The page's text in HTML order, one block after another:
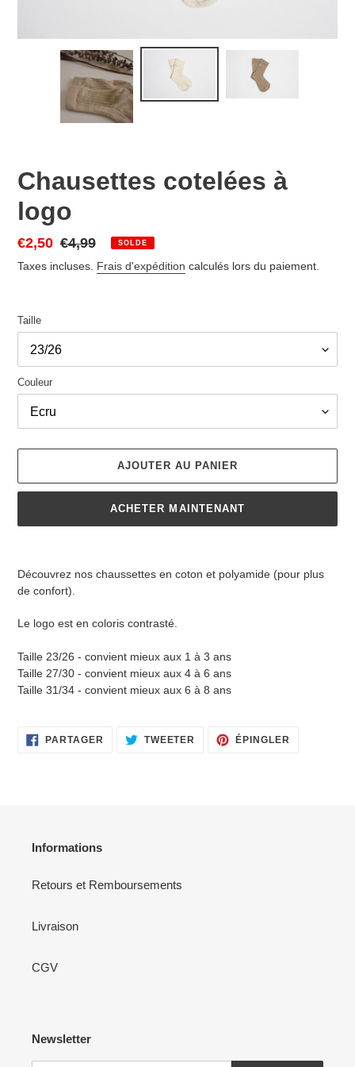
Chausettes cotelées à
logo
Prix
réduit
€2,50 Prix
normal
€4,99 SOLDE
Taxes incluses. Frais d'expédition calculés lors du paiement.
Taille
Couleur
AJOUTER AU PANIER
ACHETER MAINTENANT
votre
panier
Découvrez nos chaussettes en coton et polyamide (pour plus
de confort).
Le logo est en coloris contrasté.
Taille 23/26 - convient mieux aux 1 à 3 ans
Taille 27/30 - convient mieux aux 4 à 6 ans
Taille 31/34 - convient mieux aux 6 à 8 ans
PARTAGER PARTAGER
SUR
TWEETER TWEETER
SUR
ÉPINGLER
Informations
Retours et Remboursements
Livraison
CGV
Newsletter